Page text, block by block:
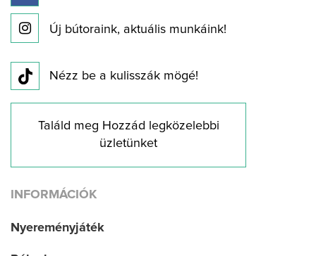
Új bútoraink, aktuális munkáink!
Nézz be a kulisszák mögé!
Találd meg Hozzád legközelebbi
üzletünket
INFORMÁCIÓK
Nyereményjáték